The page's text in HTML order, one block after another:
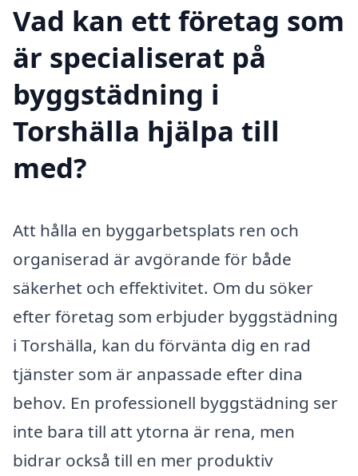
Vad kan ett företag som
är specialiserat på
byggstädning i
Torshälla hjälpa till
med?
Att hålla en byggarbetsplats ren och
organiserad är avgörande för både
säkerhet och effektivitet. Om du söker
efter företag som erbjuder byggstädning
i Torshälla, kan du förvänta dig en rad
tjänster som är anpassade efter dina
behov. En professionell byggstädning ser
inte bara till att ytorna är rena, men
bidrar också till en mer produktiv